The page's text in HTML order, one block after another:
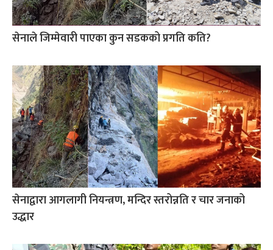
सेनाले जिम्मेवारी पाएका कुन सडकको प्रगति कति?
सेनाद्वारा आगलागी नियन्त्रण, मन्दिर स्तरोन्नति र चार जनाको
उद्धार